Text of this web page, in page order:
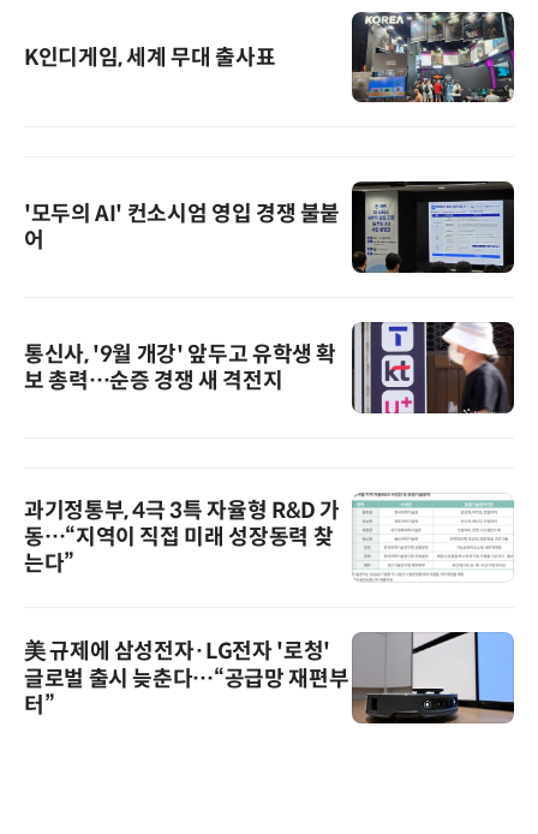
K인디게임, 세계 무대 출사표
'모두의 AI' 컨소시엄 영입 경쟁 불붙
어
통신사, '9월 개강' 앞두고 유학생 확
보 총력…순증 경쟁 새 격전지
과기정통부, 4극 3특 자율형 R&D 가
동…“지역이 직접 미래 성장동력 찾
는다”
美 규제에 삼성전자·LG전자 '로청'
글로벌 출시 늦춘다…“공급망 재편부
터”